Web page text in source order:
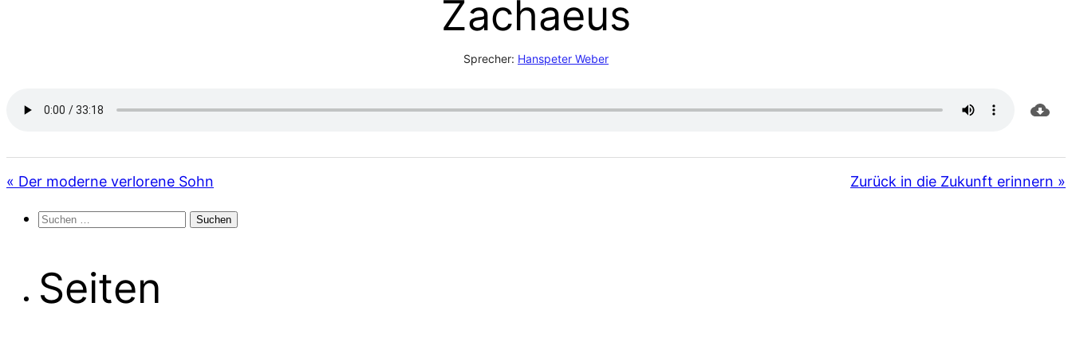
Zachaeus
Sprecher: Hanspeter Weber
« Der moderne verlorene Sohn Zurück in die Zukunft erinnern »
Suchen
Seiten